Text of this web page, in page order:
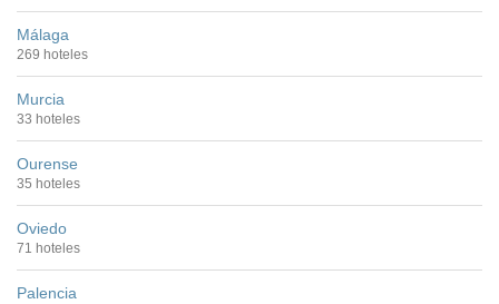
Málaga
269 hoteles
Murcia
33 hoteles
Ourense
35 hoteles
Oviedo
71 hoteles
Palencia